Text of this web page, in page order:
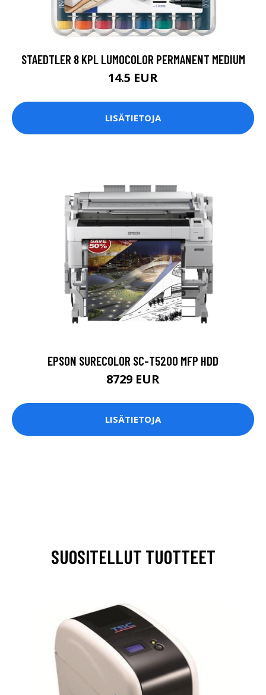
STAEDTLER 8 KPL LUMOCOLOR PERMANENT MEDIUM
14.5 EUR
LISÄTIETOJA
EPSON SURECOLOR SC-T5200 MFP HDD
8729 EUR
LISÄTIETOJA
SUOSITELLUT TUOTTEET